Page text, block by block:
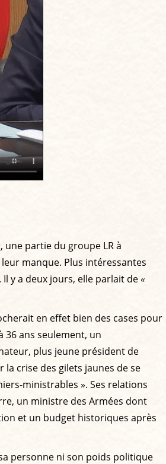
, une partie du groupe LR à
manque. Plus intéressantes
y a deux jours, elle parlait de«
en effet bien des cases pour
36 ans seulement, un
plus jeune président de
crise des gilets jaunes de se
ministrables ». Ses relations
un ministre des Armées dont
et un budget historiques après
personne ni son poids politique